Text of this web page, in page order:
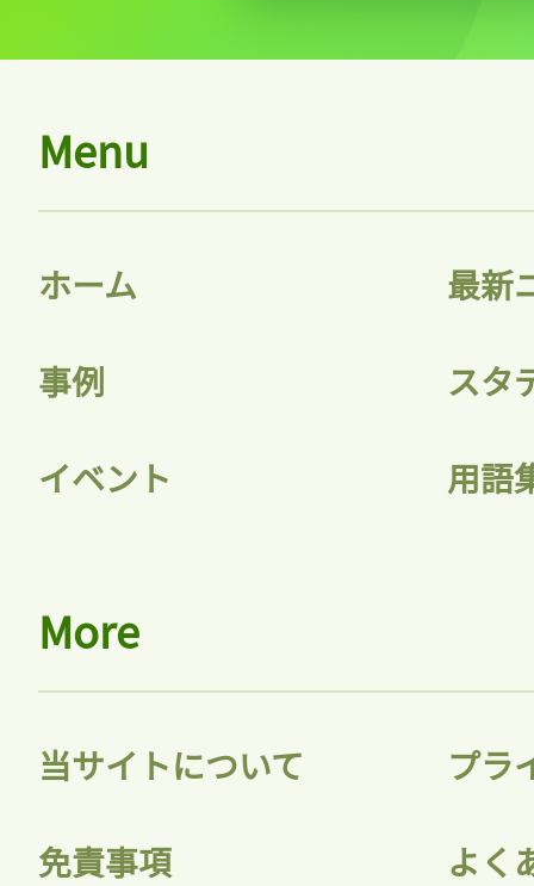
Menu
ホーム 最新
事例 スタ
イベント 用語
More
当サイトについて プラ
免責事項 よく